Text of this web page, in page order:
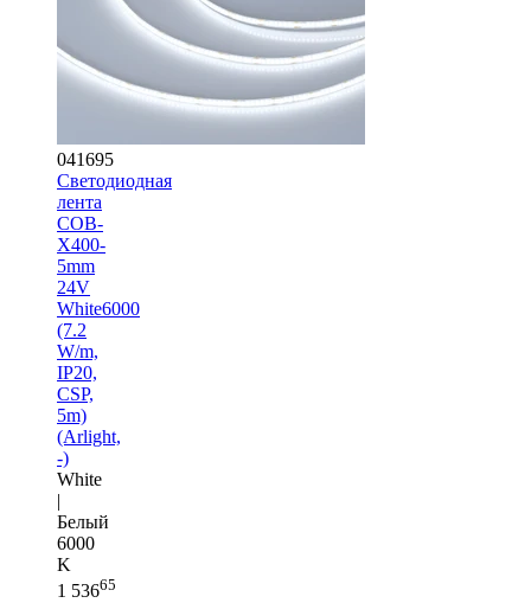
041695
Светодиодная
лента
COB-
X400-
5mm
24V
White6000
(7.2
W/m,
IP20,
CSP,
5m)
(Arlight,
-)
White
|
Белый
6000
K
1 53665